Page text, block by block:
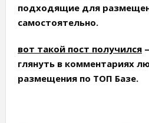
подходящие для
самостоятельно.
вот такой пост получился
глянуть в комментариях
размещения по ТОП Базе.